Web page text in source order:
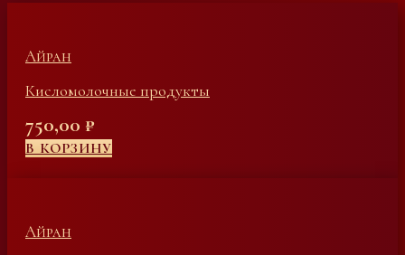
Айран
Кисломолочные продукты
750,00 ₽
В КОРЗИНУ
Айран